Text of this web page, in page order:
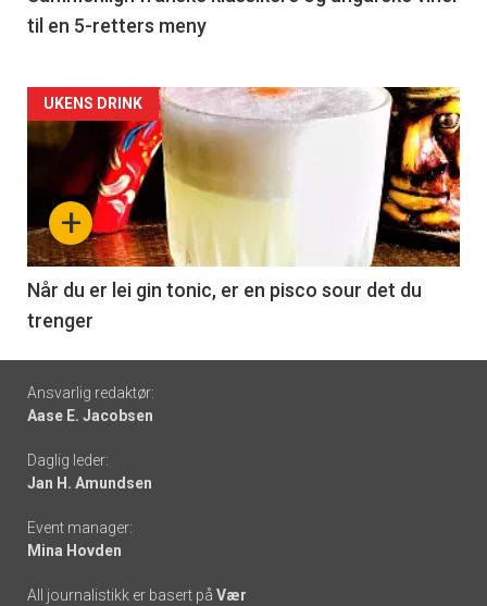
til en 5-retters meny
Forsiden
akkurat
nå
-
6
+
UKENS DRINK
Når du er lei gin tonic, er en pisco sour det du
trenger
Footer
-
links
Ansvarlig redaktør:
Aase E. Jacobsen
Daglig leder:
Jan H. Amundsen
Event manager:
Mina Hovden
All journalistikk er basert på Vær